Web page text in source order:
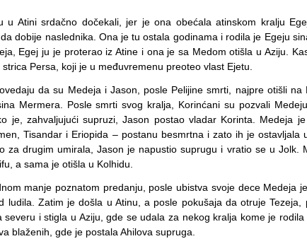
u Atini srdačno dočekali, jer je ona obećala atinskom kralju
dobije naslednika. Ona je tu ostala godinama i rodila je Egeju
Egej ju je proterao iz Atine i ona je sa Medom otišla u Aziju.
Persa, koji je u međuvremenu preoteo vlast Ejetu.
da su Medeja i Jason, posle Pelijine smrti, najpre otišli
Mermera. Posle smrti svog kralja, Korinćani su pozvali
je, zahvaljujući supruzi, Jason postao vladar Korinta. Medeja
Tisandar i Eriopida – postanu besmrtna i zato ih je ostavljala
za drugim umirala, Jason je napustio suprugu i vratio se u Jolk.
a sama je otišla u Kolhidu.
manje poznatom predanju, posle ubistva svoje dece Medeja
ludila. Zatim je došla u Atinu, a posle pokušaja da otruje
severu i stigla u Aziju, gde se udala za nekog kralja kome je
blaženih, gde je postala Ahilova supruga.